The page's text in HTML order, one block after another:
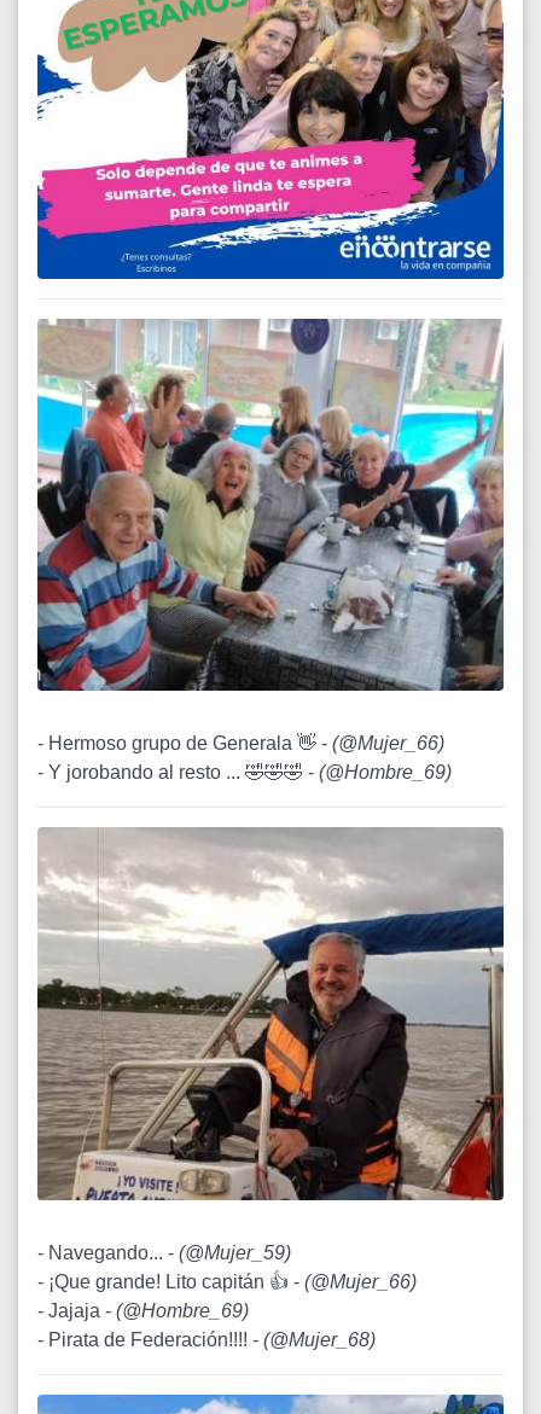
- Hermoso grupo de Generala 👋 - (@Mujer_66)
- Y jorobando al resto ... 🤣🤣🤣 - (@Hombre_69)
- Navegando... - (@Mujer_59)
- ¡Que grande! Lito capitán 👍 - (@Mujer_66)
- Jajaja - (@Hombre_69)
- Pirata de Federación!!!! - (@Mujer_68)